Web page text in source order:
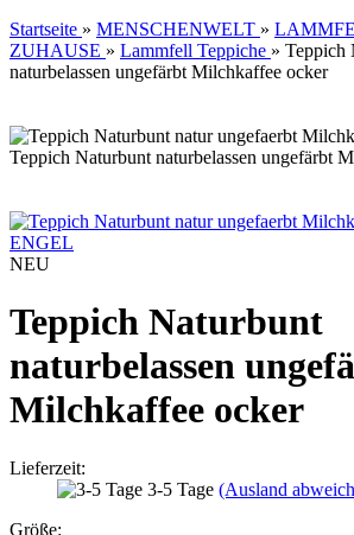
Startseite » MENSCHENWELT »
ZUHAUSE » Lammfell Teppiche » Teppich
naturbelassen ungefärbt Milchkaffee ocker
Teppich Naturbunt naturbelassen ungefärbt
ENGEL
NEU
Teppich Naturbunt
naturbelassen
Milchkaffee ocker
Lieferzeit:
3-5 Tage (Ausland
Größe: